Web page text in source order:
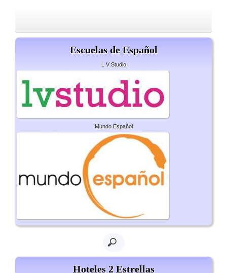
Escuelas de Español
L V Studio
Mundo Español
Hoteles 2 Estrellas